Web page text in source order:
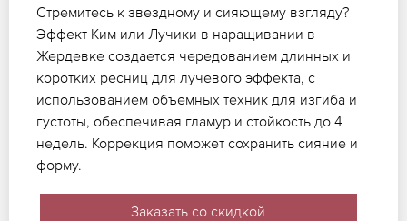
Стремитесь к звездному и сияющему взгляду?
Эффект Ким или Лучики в наращивании в
Жердевке создается чередованием длинных и
коротких ресниц для лучевого эффекта, с
использованием объемных техник для изгиба и
густоты, обеспечивая гламур и стойкость до 4
недель. Коррекция поможет сохранить сияние и
форму.
Заказать со скидкой